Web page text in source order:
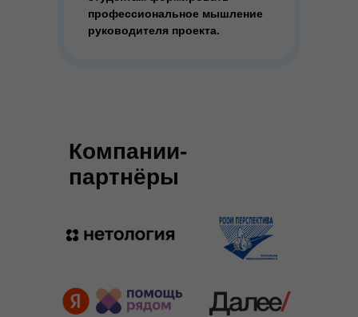
профессиональное мышление
руководителя проекта.
Компании-
партнёры